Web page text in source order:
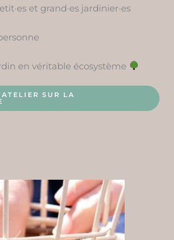
et grand·es jardinier·es
en véritable écosystème
SUR LA